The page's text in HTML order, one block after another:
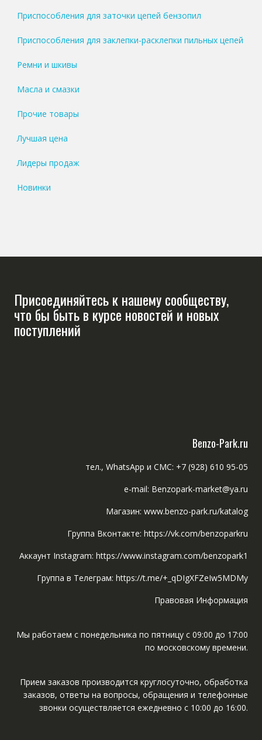
Приспособления для заточки цепей бензопил
Приспособления для заклепки-расклепки пильных цепей
Ремни и шкивы
Масла и смазки
Прочие товары
Лучшая цена
Лидеры продаж
Новинки
Присоединяйтесь к нашему сообществу,
что бы быть в курсе новостей и новых
поступлений
Benzo-Park.ru
тел., WhatsApp и СМС: +7 (928) 610 95-05
e-mail: Benzopark-market@ya.ru
Магазин: www.benzo-park.ru/katalog
Группа Вконтакте: https://vk.com/benzoparkru
Аккаунт Instagram: https://www.instagram.com/benzopark1
Группа в Телеграм: https://t.me/+_qDIgXFZeIw5MDMy
Правовая Информация
Мы работаем с понедельника по пятницу с 09:00 до 17:00
по московскому времени.
Прием заказов производится круглосуточно, обработка
заказов, ответы на вопросы, обращения и телефонные
звонки осуществляется ежедневно с 10:00 до 16:00.